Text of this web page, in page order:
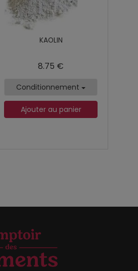
KAOLIN
8.75 €
Conditionnement
Ajouter au panier